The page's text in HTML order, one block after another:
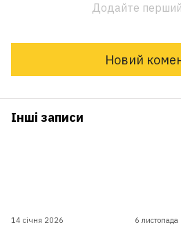
Додайте перший
Новий
Інші записи
14 січня 2026 6